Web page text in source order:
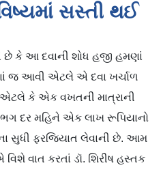
સસ્તી થઈ
કે આ દવાની શોધ હજી હમણાં
જ આવી એટલે એ દવા ખર્ચાળ
કે એક વખતની માત્રાની
દર મહિને એક લાખ રૂપિયાનો
સુધી ફરજિયાત લેવાની છે. આમ
વાત કરતાં ડૉ. શિરીષ હસ્તક